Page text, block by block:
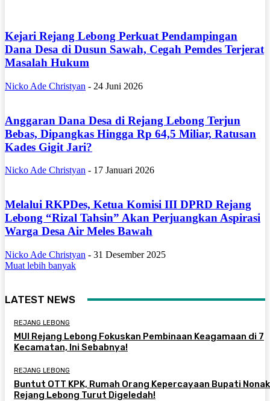
Kejari Rejang Lebong Perkuat Pendampingan
Dana Desa di Dusun Sawah, Cegah Pemdes Terjerat
Masalah Hukum
Nicko Ade Christyan - 24 Juni 2026
Anggaran Dana Desa di Rejang Lebong Terjun
Bebas, Dipangkas Hingga Rp 64,5 Miliar, Ratusan
Kades Gigit Jari?
Nicko Ade Christyan - 17 Januari 2026
Melalui RKPDes, Ketua Komisi III DPRD Rejang
Lebong “Rizal Tahsin” Akan Perjuangkan Aspirasi
Warga Desa Air Meles Bawah
Nicko Ade Christyan - 31 Desember 2025
Muat lebih banyak
LATEST NEWS
REJANG LEBONG
MUI Rejang Lebong Fokuskan Pembinaan Keagamaan di 7
Kecamatan, Ini Sebabnya!
REJANG LEBONG
Buntut OTT KPK, Rumah Orang Kepercayaan Bupati
Rejang Lebong Turut Digeledah!